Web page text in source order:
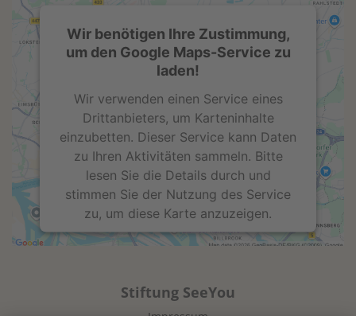
Wir benötigen Ihre Zustimmung,
um den Google Maps-Service zu
laden!
Wir verwenden einen Service eines
Drittanbieters, um Karteninhalte
einzubetten. Dieser Service kann Daten
zu Ihren Aktivitäten sammeln. Bitte
lesen Sie die Details durch und
stimmen Sie der Nutzung des Service
zu, um diese Karte anzuzeigen.
Akzeptieren
Stiftung SeeYou